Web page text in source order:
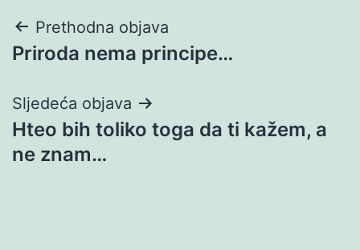
Navigacija
objava
Prethodna objava
Priroda nema principe…
Sljedeća objava
Hteo bih toliko toga da ti kažem, a
ne znam…